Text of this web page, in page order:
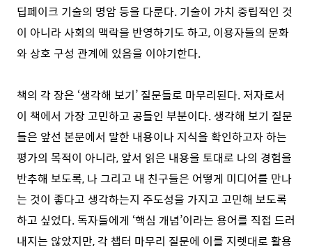
딥페이크 기술의 명암 등을 다룬다. 기술이 가치 중립적인 것
이 아니라 사회의 맥락을 반영하기도 하고, 이용자들의 문화
와 상호 구성 관계에 있음을 이야기한다.
책의 각 장은 ‘생각해 보기’ 질문들로 마무리된다. 저자로서
이 책에서 가장 고민하고 공들인 부분이다. 생각해 보기 질문
들은 앞선 본문에서 말한 내용이나 지식을 확인하고자 하는
평가의 목적이 아니라, 앞서 읽은 내용을 토대로 나의 경험을
반추해 보도록, 나 그리고 내 친구들은 어떻게 미디어를 만나
는 것이 좋다고 생각하는지 주도성을 가지고 고민해 보도록
하고 싶었다. 독자들에게 ‘핵심 개념’이라는 용어를 직접 드러
내지는 않았지만, 각 챕터 마무리 질문에 이를 지렛대로 활용